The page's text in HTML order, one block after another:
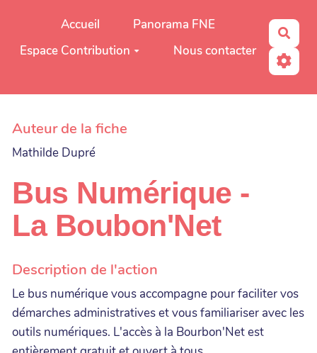
Aller au contenu principal
Accueil
Panorama FNE
Espace Contribution
Nous contacter
Auteur de la fiche
Mathilde Dupré
Bus Numérique -
La Boubon'Net
Description de l'action
Le bus numérique vous accompagne pour faciliter vos
démarches administratives et vous familiariser avec les
outils numériques. L'accès à la Bourbon'Net est